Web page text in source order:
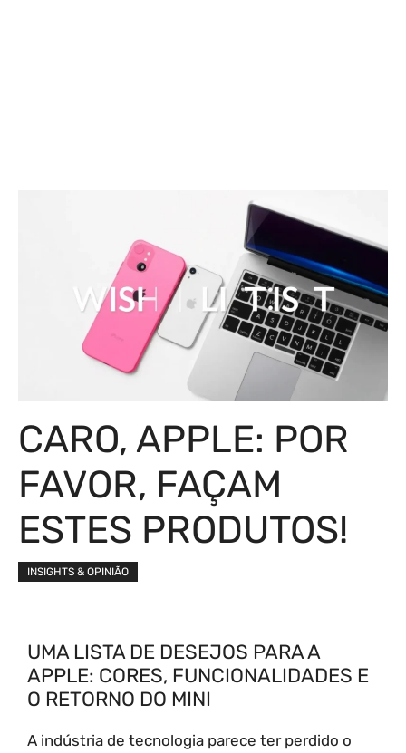
CARO, APPLE: POR
FAVOR, FAÇAM
ESTES PRODUTOS!
INSIGHTS & OPINIÃO
UMA LISTA DE DESEJOS PARA A
APPLE: CORES, FUNCIONALIDADES E
O RETORNO DO MINI
A indústria de tecnologia parece ter perdido o